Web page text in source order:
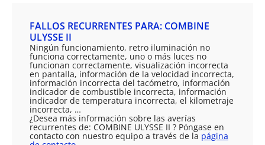
FALLOS RECURRENTES PARA: COMBINE
ULYSSE II
Ningún funcionamiento, retro iluminación no
funciona correctamente, uno o más luces no
funcionan correctamente, visualización incorrecta
en pantalla, información de la velocidad incorrecta,
información incorrecta del tacómetro, información
indicador de combustible incorrecta, información
indicador de temperatura incorrecta, el kilometraje
incorrecta, …
¿Desea más información sobre las averías
recurrentes de: COMBINE ULYSSE II ? Póngase en
contacto con nuestro equipo a través de la página